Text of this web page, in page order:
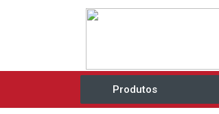
Produtos